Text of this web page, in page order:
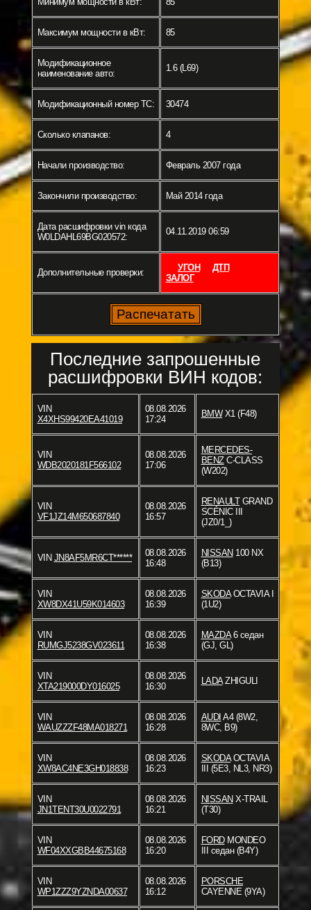
Максимум мощности в кВт: 85
Модификационное
наименование авто:
1.6 (L69)
Модификационный номер ТС: 30474
Сколько клапанов: 4
Начали производство: Февраль 2007 года
Закончили производство: Май 2014 года
Дата расшифровки vin кода
W0LDAHL69BG020572:
04.11.2019 06:59
Дополнительные проверки: УГОН
ДТП
ЗАЛОГ
Последние запрошенные
расшифровки ВИН кодов:
VIN
X4XHS99420EA41019
08.08.2026
17:24
BMWX1 (F48)
VIN
WDB2020181F566102
08.08.2026
17:06
MERCEDES-
BENZC-CLASS
(W202)
VIN
VF1JZ14M650687840
08.08.2026
16:57
RENAULTGRAND
SCÉNIC III
(JZ0/1_)
VIN JN8AF5MR6CT******
08.08.2026
16:48
NISSAN 100 NX
(B13)
VIN
XW8DX41U59K014603
08.08.2026
16:39
SKODAOCTAVIA I
(1U2)
VIN
RUMGJ5238GV023611
08.08.2026
16:38
MAZDA6 седан
(GJ, GL)
VIN
XTA219000DY016025
08.08.2026
16:30
LADAZHIGULI
VIN
WAUZZZF48MA018271
08.08.2026
16:28
AUDI A4 (8W2,
8WC, B9)
VIN
XW8AC4NE3GH018838
08.08.2026
16:23
SKODAOCTAVIA
III (5E3, NL3, NR3)
VIN
JN1TENT30U0022791
08.08.2026
16:21
NISSAN X-TRAIL
(T30)
VIN
WF04XXGBB44675168
08.08.2026
16:20
FORDMONDEO
III седан (B4Y)
VIN
WP1ZZZ9YZNDA00637
08.08.2026
16:12
PORSCHE
CAYENNE (9YA)